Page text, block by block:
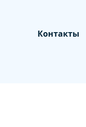
Контакты